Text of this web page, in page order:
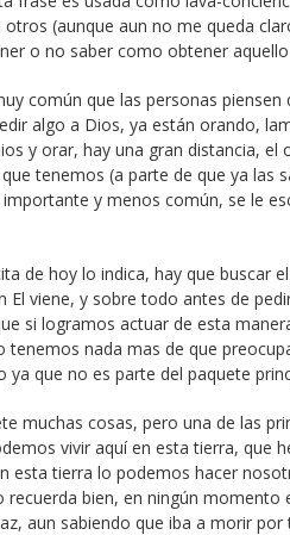
(aunque aun no me queda
o no saber como obtener
común que las personas
algo a Dios, ya están orando,
y orar, hay una gran distancia,
tenemos (a parte de que ya las
y menos común, se le
de hoy lo indica, hay que buscar
El viene, y sobre todo antes de
si logramos actuar de esta
tenemos nada mas de que
ya que no es parte del paquete
muchas cosas, pero una de las
vivir aquí en esta tierra, que
esta tierra lo podemos hacer
recuerda bien, en ningún
aun sabiendo que iba a morir